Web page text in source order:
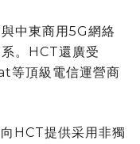
中東商用5G網絡
。HCT還廣受
頂級電信運營商
HCT提供采用非獨